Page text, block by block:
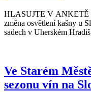
HLASUJTE V ANKETĚ /
změna osvětlení kašny u
sadech v Uherském
Ve Starém
sezonu vín na